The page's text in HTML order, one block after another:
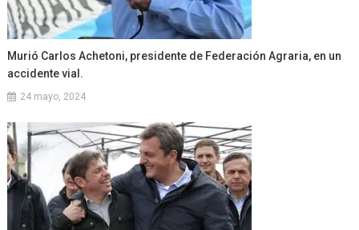
Murió Carlos Achetoni, presidente de Federación Agraria, en un
accidente vial.
24 mayo, 2024